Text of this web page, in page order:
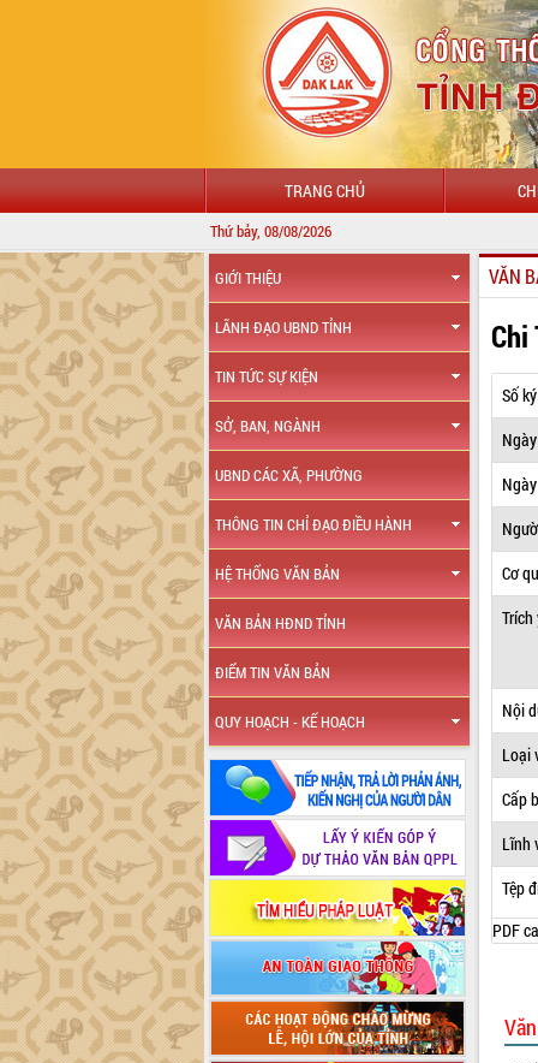
TRANG CHỦ
Thứ bảy, 08/08/2026
GIỚI THIỆU
LÃNH ĐẠO UBND TỈNH
TIN TỨC SỰ KIỆN
SỞ, BAN, NGÀNH
UBND CÁC XÃ, PHƯỜNG
THÔNG TIN CHỈ ĐẠO ĐIỀU HÀNH
HỆ THỐNG VĂN BẢN
VĂN BẢN HĐND TỈNH
ĐIỂM TIN VĂN BẢN
QUY HOẠCH - KẾ HOẠCH
VĂN
Chi
Số
Cơ
Trích
Nội
Loại
Cấp
Lĩnh
Tệp
PDF